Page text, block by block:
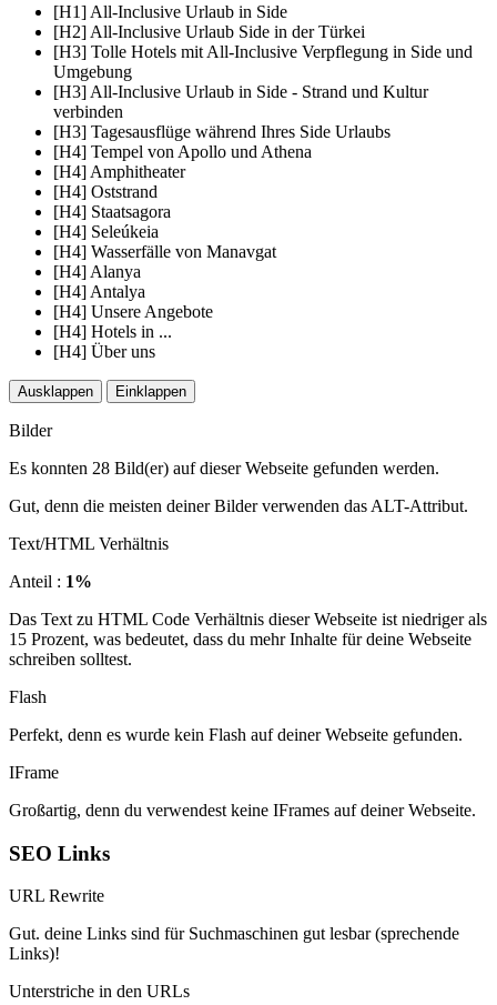
[H1] All-Inclusive Urlaub in Side
[H2] All-Inclusive Urlaub Side in der Türkei
[H3] Tolle Hotels mit All-Inclusive Verpflegung in Side und
Umgebung
[H3] All-Inclusive Urlaub in Side - Strand und Kultur
verbinden
[H3] Tagesausflüge während Ihres Side Urlaubs
[H4] Tempel von Apollo und Athena
[H4] Amphitheater
[H4] Oststrand
[H4] Staatsagora
[H4] Seleúkeia
[H4] Wasserfälle von Manavgat
[H4] Alanya
[H4] Antalya
[H4] Unsere Angebote
[H4] Hotels in ...
[H4] Über uns
Ausklappen Einklappen
Bilder
Es konnten 28 Bild(er) auf dieser Webseite gefunden werden.
Gut, denn die meisten deiner Bilder verwenden das ALT-Attribut.
Text/HTML Verhältnis
Anteil : 1%
Das Text zu HTML Code Verhältnis dieser Webseite ist niedriger als
15 Prozent, was bedeutet, dass du mehr Inhalte für deine Webseite
schreiben solltest.
Flash
Perfekt, denn es wurde kein Flash auf deiner Webseite gefunden.
IFrame
Großartig, denn du verwendest keine IFrames auf deiner Webseite.
SEO Links
URL Rewrite
Gut. deine Links sind für Suchmaschinen gut lesbar (sprechende
Links)!
Unterstriche in den URLs